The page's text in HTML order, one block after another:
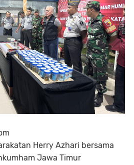
Herry Azhari bersama
Jawa Timur